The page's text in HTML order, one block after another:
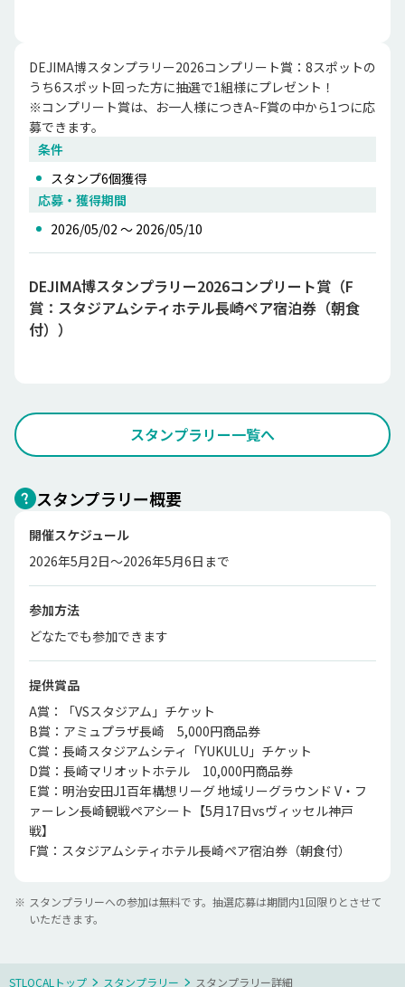
DEJIMA博スタンプラリー2026コンプリート賞：8スポットの
うち6スポット回った方に抽選で1組様にプレゼント！
※コンプリート賞は、お一人様につきA~F賞の中から1つに応
募できます。
条件
スタンプ6個獲得
応募・獲得期間
2026/05/02 〜 2026/05/10
DEJIMA博スタンプラリー2026コンプリート賞（F
賞：スタジアムシティホテル長崎ペア宿泊券（朝食
付））
スタンプラリー一覧へ
スタンプラリー概要
開催スケジュール
2026年5月2日～2026年5月6日まで
参加方法
どなたでも参加できます
提供賞品
A賞：「VSスタジアム」チケット
B賞：アミュプラザ長崎　5,000円商品券
C賞：長崎スタジアムシティ「YUKULU」チケット
D賞：長崎マリオットホテル　10,000円商品券
E賞：明治安田J1百年構想リーグ 地域リーグラウンド V・フ
ァーレン長崎観戦ペアシート【5月17日vsヴィッセル神戸
戦】
F賞：スタジアムシティホテル長崎ペア宿泊券（朝食付）
※ スタンプラリーへの参加は無料です。抽選応募は期間内1回限りとさせて
いただきます。
STLOCALトップ スタンプラリー スタンプラリー詳細